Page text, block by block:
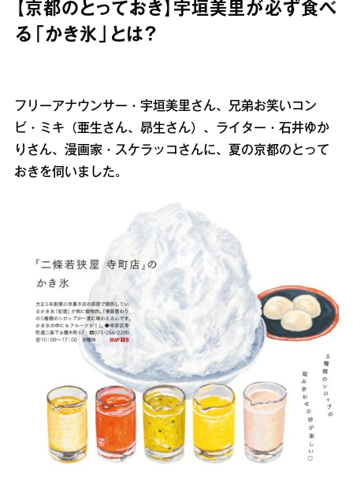
【京都のとっておき】宇垣美里が必ず食べ
る「かき氷」とは？
フリーアナウンサー・宇垣美里さん、兄弟お笑いコン
ビ・ミキ（亜生さん、昴生さん）、ライター・石井ゆか
りさん、漫画家・スケラッコさんに、夏の京都のとって
おきを伺いました。